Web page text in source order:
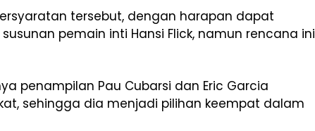
tersebut, dengan harapan dapat
pemain inti Hansi Flick, namun rencana ini
penampilan Pau Cubarsi dan Eric Garcia
sehingga dia menjadi pilihan keempat dalam